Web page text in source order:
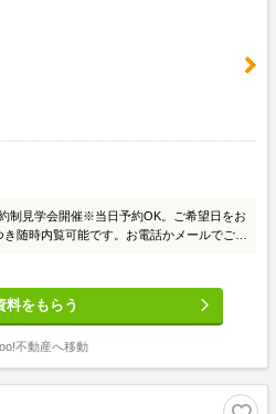
制見学会開催※当日予約OK。ご希望日をお
随時内覧可能です。お電話かメールでご希
車場拡張、外壁塗装システムキッチン交
洗面化粧台交換間取変更、床材上張り、シ
湯器交換、インターホン設置、火災警報器
ト】・シロアリ防除工事施工後5年間保
のご希望にあわせてご提案。住宅ローンが
さい【周辺施設】・香芝市立関屋小学校
西中学校 1600m（徒歩20分）・万代香芝
ミリーマート香芝高山台店様
料をもらう
不動産へ移動